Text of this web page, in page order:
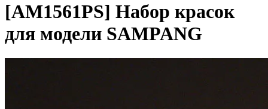
[AM1561PS] Набор красок
для модели SAMPANG